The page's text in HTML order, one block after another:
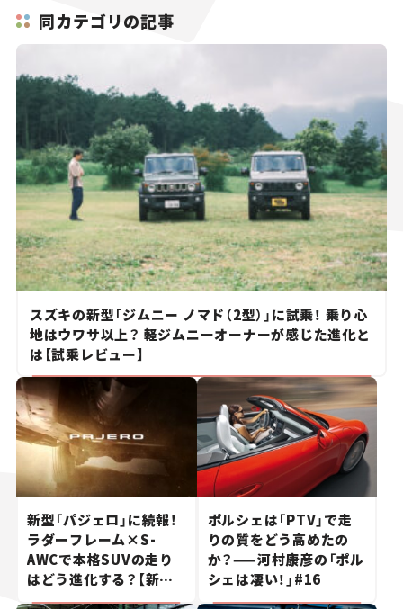
同カテゴリの記事
スズキの新型「ジムニー ノマド（2型）」に試乗！ 乗り心
地はウワサ以上？ 軽ジムニーオーナーが感じた進化と
は【試乗レビュー】
新型「パジェロ」に続報！
ラダーフレーム×S-
AWCで本格SUVの走り
はどう進化する？【新車
ニュース】
ポルシェは「PTV」で走
りの質をどう高めたの
か？——河村康彦の「ポル
シェは凄い！」#16